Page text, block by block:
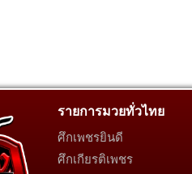
รายการมวยทั่วไทย
ศึกเพชรยินดี
ศึกเกียรติเพชร